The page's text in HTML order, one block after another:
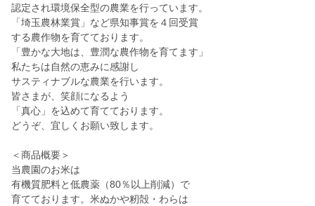
認定され環境保全型の農業を行っています。
「埼玉農林業賞」など県知事賞を４回受賞
する農作物を育てております。
「豊かな大地は、豊潤な農作物を育てます」
私たちは自然の恵みに感謝し
サスティナブルな農業を行います。
皆さまが、笑顔になるよう
「真心」を込めて育てております。
どうぞ、宜しくお願い致します。
＜商品概要＞
当農園のお米は
有機質肥料と低農薬（80％以上削減）で
育てております。米ぬかや籾殻・わらは